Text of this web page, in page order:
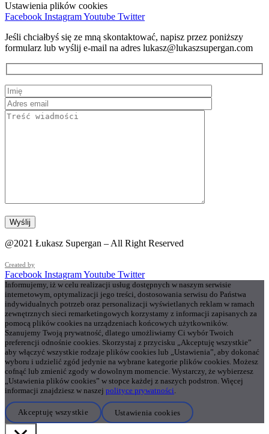
Ustawienia plików cookies
Facebook InstagramYoutube Twitter
Jeśli chciałbyś się ze mną skontaktować, napisz przez poniższy
formularz lub wyślij e-mail na adres lukasz@lukaszsupergan.com
@2021 Łukasz Supergan – All Right Reserved
Created by
Facebook InstagramYoutube Twitter
Informujemy, iż w celu realizacji usług dostępnych w naszym serwisie
internetowym, optymalizacji jego treści, dostosowania serwisu do Państwa
indywidualnych potrzeb oraz personalizacji wyświetlanych reklam w ramach
zewnętrznych sieci remarketingowych korzystamy z informacji zapisanych za
pomocą plików cookies na urządzeniach końcowych użytkowników.
Szanujemy Twoją prywatność, dlatego umożliwiamy Ci wybór Twoich
preferencji odnośnie cookies. Skorzystaj z przycisku „Akceptuję wszystkie”
aby włączyć wszystkie rodzaje plików cookies lub „Ustawienia”, aby dokonać
wyboru i udzielić zgód jedynie na wybrane kategorie plików cookies. Możesz
cofnąć lub zmienić zgody w dowolnym momencie. Wystarczy, że wybierzesz
„Ustawienia plików cookies” w stopce każdej z naszych podstron. Więcej
informacji znajdziesz w naszej polityce prywatności
Akceptuję wszystkie Ustawienia cookies